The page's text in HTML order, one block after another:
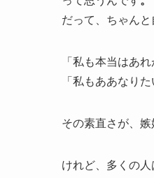
だって、ちゃんと
「私も本当はあれ
「私もああなりた
その素直さが、嫉
けれど、多くの人